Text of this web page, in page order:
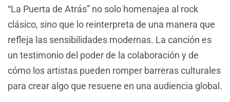
“La Puerta de Atrás” no solo homenajea al rock
clásico, sino que lo reinterpreta de una manera que
refleja las sensibilidades modernas. La canción es
un testimonio del poder de la colaboración y de
cómo los artistas pueden romper barreras culturales
para crear algo que resuene en una audiencia global.